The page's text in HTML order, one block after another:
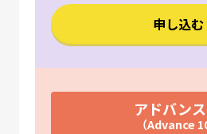
申し込む
アドバン
（Advance